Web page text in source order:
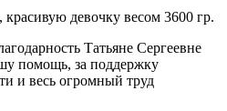
красивую девочку весом 3600 гр.
Татьяне Сергеевне
помощь, за поддержку
и весь огромный труд